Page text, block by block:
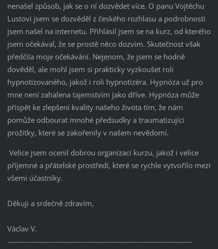
nenašel způsob, jak se o ní dozvědet více. O panu Vojtěchu
Lustovi jsem se dozvěděl z českého rozhlasu a podrobnosti
jsem našel na internetu. Přihlásil jsem se na kurz, od kterého
jsem očekával, že se prostě něco dozvím. Skutečnost však
předčila moje očekávání. Nejenom, že jsem se hodně
dověděl, ale mohl jsem si prakticky vyzkoušet roli
hypnotizovaného, jakož i roli hypnotizéra. Hypnóza už pro
mne není zahalena tajemstvím jako dříve. Hypnóza může
přispět ke zlepšení kvality našeho života tím, že nám
pomůže odbourat mnohé předsudky a traumatizující
prožitky, které se zakořenily v našem nevědomí.
Velice jsem ocenil dobrou organizaci kurzu, jakož i velice
příjemné a přátelské prostředí, které se rychle vytvořilo mezi
všemi účastníky.
Děkuji a srdečně zdravím,
Václav V.
----------------------------------------------------------------------------